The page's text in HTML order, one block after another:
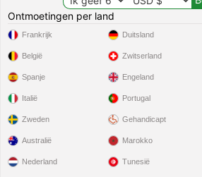
Ontmoetingen per land
Frankrijk
België
Spanje
Italië
Zweden
Duitsland
Zwitserland
Engeland
Portugal
Gehandicapt
Australië
Nederland
Marokko
Tunesië